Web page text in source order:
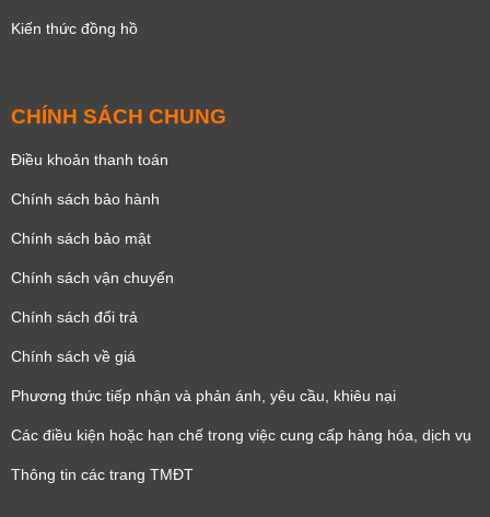
Kiến thức đồng hồ
CHÍNH SÁCH CHUNG
Điều khoản thanh toán
Chính sách bảo hành
Chính sách bảo mật
Chính sách vận chuyển
Chính sách đổi trả
Chính sách về giá
Phương thức tiếp nhận và phản ánh, yêu cầu, khiêu nại
Các điều kiện hoặc hạn chế trong việc cung cấp hàng hóa, dịch vụ
Thông tin các trang TMĐT